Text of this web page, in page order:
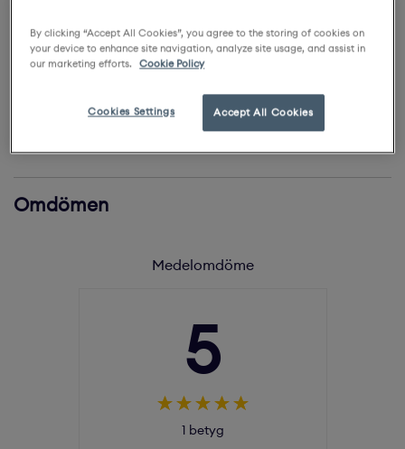
265 Deltagare
Medelomdöme
5
1 betyg
By clicking “Accept All Cookies”, you agree to the storing of cookies on
your device to enhance site navigation, analyze site usage, and assist in
our marketing efforts.
Cookie Policy
Accept All Cookies
Cookies Settings